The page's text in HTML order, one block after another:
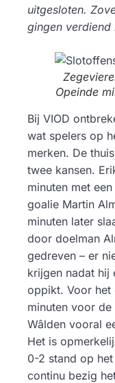
uitgesloten.
gingen verdiend
Opeinde
Bij VIOD
wat spelers op
merken. De
twee kansen.
minuten met
goalie Martin
minuten later
door doelman
gedreven – er
krijgen nadat hij
oppikt. Voor het
minuten voor
Wâlden vooral
Het is
0-2 stand op
continu bezig